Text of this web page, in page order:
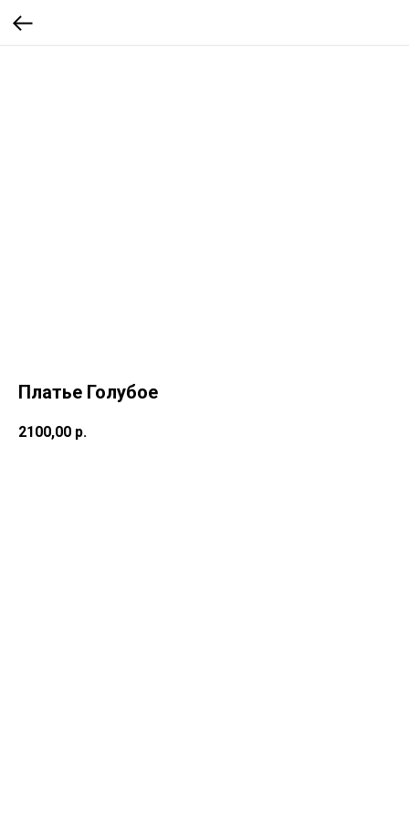
Платье Голубое
2100,00 р.